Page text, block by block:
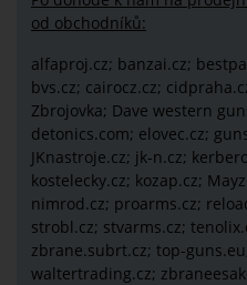
od obchodníků:
alfaproj.cz; banzai.cz;
bvs.cz; cairocz.cz;
Zbrojovka; Dave western
detonics.com; elovec.cz;
JKnastroje.cz; jk-n.cz;
kostelecky.cz; kozap.cz;
nimrod.cz; proarms.cz;
strobl.cz; stvarms.cz;
zbrane.subrt.cz; top-guns.eu;
waltertrading.cz;